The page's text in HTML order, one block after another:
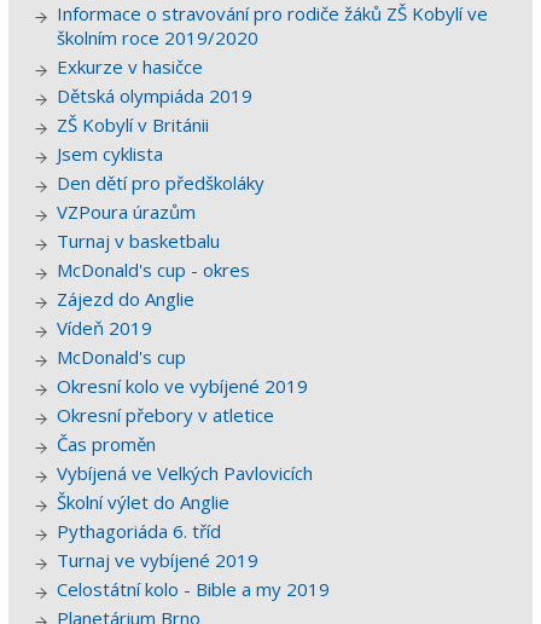
Informace o stravování pro rodiče žáků ZŠ Kobylí ve
školním roce 2019/2020
Exkurze v hasičce
Dětská olympiáda 2019
ZŠ Kobylí v Británii
Jsem cyklista
Den dětí pro předškoláky
VZPoura úrazům
Turnaj v basketbalu
McDonald's cup - okres
Zájezd do Anglie
Vídeň 2019
McDonald's cup
Okresní kolo ve vybíjené 2019
Okresní přebory v atletice
Čas proměn
Vybíjená ve Velkých Pavlovicích
Školní výlet do Anglie
Pythagoriáda 6. tříd
Turnaj ve vybíjené 2019
Celostátní kolo - Bible a my 2019
Planetárium Brno